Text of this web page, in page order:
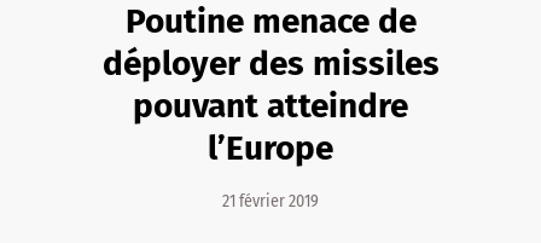
Poutine menace de
déployer des missiles
pouvant atteindre
l’Europe
21 février 2019